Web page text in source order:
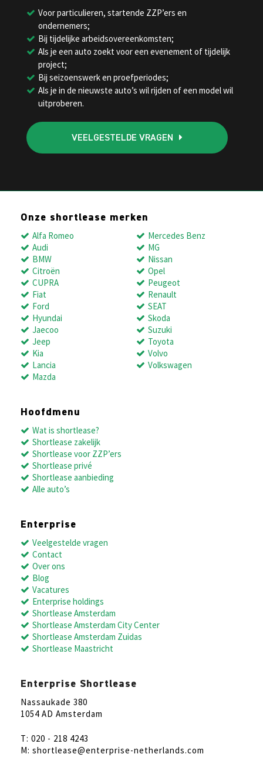
Voor particulieren, startende ZZP’ers en
ondernemers;
Bij tijdelijke arbeidsovereenkomsten;
Als je een auto zoekt voor een evenement of tijdelijk
project;
Bij seizoenswerk en proefperiodes;
Als je in de nieuwste auto’s wil rijden of een model wil
uitproberen.
VEELGESTELDE VRAGEN
Onze shortlease merken
Alfa Romeo
Audi
BMW
Citroën
CUPRA
Fiat
Ford
Hyundai
Jaecoo
Jeep
Kia
Lancia
Mazda
Mercedes Benz
MG
Nissan
Opel
Peugeot
Renault
SEAT
Skoda
Suzuki
Toyota
Volvo
Volkswagen
Hoofdmenu
Wat is shortlease?
Shortlease zakelijk
Shortlease voor ZZP’ers
Shortlease privé
Shortlease aanbieding
Alle auto’s
Enterprise
Veelgestelde vragen
Contact
Over ons
Blog
Vacatures
Enterprise holdings
Shortlease Amsterdam
Shortlease Amsterdam City Center
Shortlease Amsterdam Zuidas
Shortlease Maastricht
Enterprise Shortlease
Nassaukade 380
1054 AD Amsterdam
T: 020 - 218 4243
M: shortlease@enterprise-netherlands.com